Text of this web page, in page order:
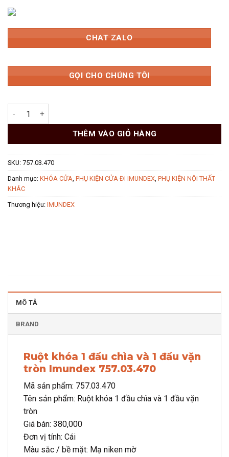
380.000 ₫.là:
266.000 ₫.
CHAT ZALO
GỌI CHO CHÚNG TÔI
Ruột khóa đầu vặn đầu chìa 70mm 757.03.470 Imundex số
THÊM VÀO GIỎ HÀNG
SKU: 757.03.470
Danh mục: KHÓA CỬA PHỤ KIỆN CỬA ĐI IMUNDEX PHỤ KIỆN NỘI THẤT
KHÁC
Thương hiệu: IMUNDEX
MÔ TẢ
BRAND
Ruột khóa 1 đầu chìa và 1 đầu vặn
tròn Imundex 757.03.470
Mã sản phẩm: 757.03.470
Tên sản phẩm: Ruột khóa 1 đầu chìa và 1 đầu vặn
tròn
Giá bán: 380,000
Đơn vị tính: Cái
Màu sắc / bề mặt: Mạ niken mờ